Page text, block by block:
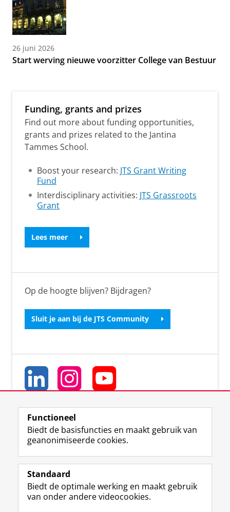
26 juni 2026
Start werving nieuwe voorzitter College van Bestuur
Funding, grants and prizes
Find out more about funding opportunities,
grants and prizes related to the Jantina
Tammes School.
Boost your research: JTS Grant Writing
Fund
Interdisciplinary activities: JTS Grassroots
Grant
Lees meer
Op de hoogte blijven? Bijdragen?
Sluit je aan bij de JTS Community
Volg ons op
T
w
t
t
L
i
k
e
Y
o
T
Studiekiezers
Functioneel
Biedt de basisfuncties en maakt gebruik van
geanonimiseerde cookies.
Standaard
Biedt de optimale werking en maakt gebruik
van onder andere videocookies.